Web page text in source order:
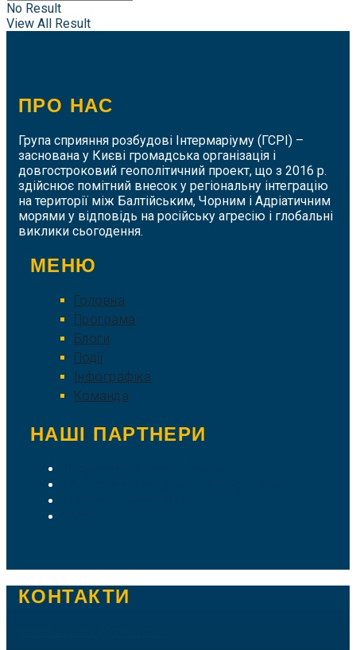
No Result
View All Result
ПРО НАС
Група сприяння розбудові Інтермаріуму (ГСРІ) –
заснована у Києві громадська організація і
довгостроковий геополітичний проект, що з 2016 р.
здійснює помітний внесок у регіональну інтеграцію
на території між Балтійським, Чорним і Адріатичним
морями у відповідь на російську агресію і глобальні
виклики сьогодення.
МЕНЮ
Головна
Програма
Блоги
Події
Інфографіка
Команда
НАШІ ПАРТНЕРИ
КОНТАКТИ